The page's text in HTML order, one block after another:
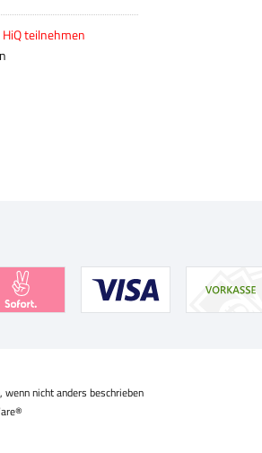
teilnehmen
wenn nicht anders beschrieben